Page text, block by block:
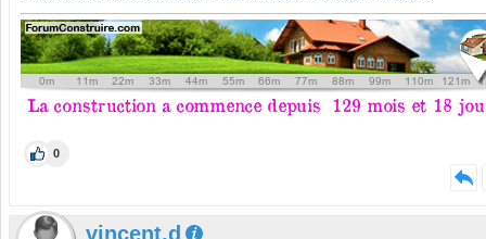
0
vincent.d